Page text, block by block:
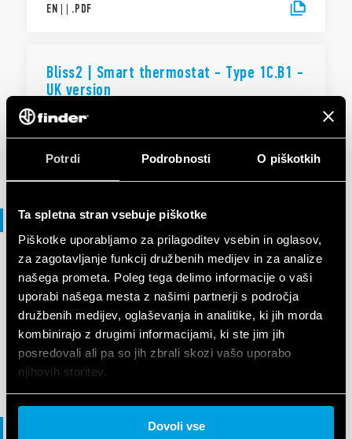
Potrdi Podrobnosti O piškotkih
Ta spletna stran vsebuje piškotke
Piškotke uporabljamo za prilagoditev vsebin in oglasov,
za zagotavljanje funkcij družbenih medijev in za analize
našega prometa. Poleg tega delimo informacije o vaši
uporabi našega mesta z našimi partnerji s področja
družbenih medijev, oglaševanja in analitike, ki jih morda
kombinirajo z drugimi informacijami, ki ste jim jih
posredovali ali pa so jih zbrali skozi vašo uporabo
njihovih storitev.
Cookie policy.
Dovoli vse
EN | | .PDF
Bliss2 | Smart thermostat - Type 1C.B1 -
UK version
Vodnik za izbiro
VODNIK ZA IZBIRO
Selection Guide - Smart Home
EN|6 MB| PDF
Izjava o skladnosti